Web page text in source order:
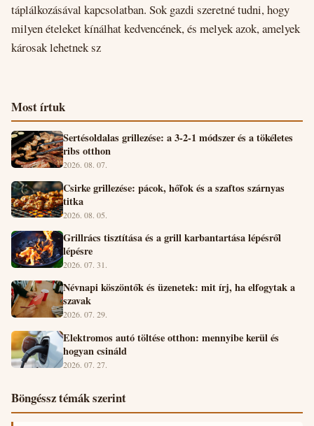
táplálkozásával kapcsolatban. Sok gazdi szeretné tudni, hogy
milyen ételeket kínálhat kedvencének, és melyek azok, amelyek
károsak lehetnek sz
Most írtuk
Sertésoldalas grillezése: a 3-2-1 módszer és a tökéletes
ribs otthon
2026. 08. 07.
Csirke grillezése: pácok, hőfok és a szaftos szárnyas
titka
2026. 08. 05.
Grillrács tisztítása és a grill karbantartása lépésről
lépésre
2026. 07. 31.
Névnapi köszöntők és üzenetek: mit írj, ha elfogytak a
szavak
2026. 07. 29.
Elektromos autó töltése otthon: mennyibe kerül és
hogyan csináld
2026. 07. 27.
Böngéssz témák szerint